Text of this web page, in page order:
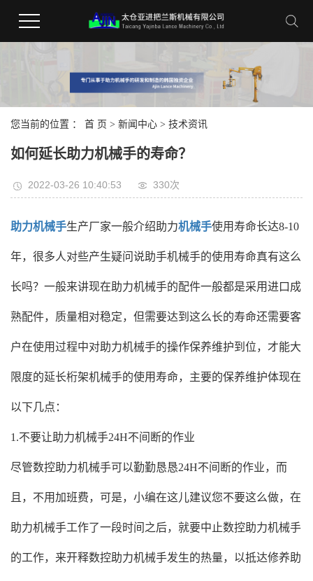
您当前的位置 ： 首 页 > 新闻中心 > 技术资讯
如何延长助力机械手的寿命？
2022-03-26 10:40:53 330次
助力机械手生产厂家一般介绍助力机械手使用寿命长达8-10
年，很多人对些产生疑问说助手机械手的使用寿命真有这么
长吗？一般来讲现在助力机械手的配件一般都是采用进口成
熟配件，质量相对稳定，但需要达到这么长的寿命还需要客
户在使用过程中对助力机械手的操作保养维护到位，才能大
限度的延长桁架机械手的使用寿命，主要的保养维护体现在
以下几点：
1.不要让助力机械手24H不间断的作业
尽管数控助力机械手可以勤勤恳恳24H不间断的作业，而
且，不用加班费，可是，小编在这儿建议您不要这么做，在
助力机械手工作了一段时间之后，就要中止数控助力机械手
的工作，来开释数控助力机械手发生的热量，以抵达修养助